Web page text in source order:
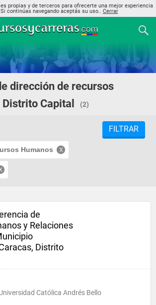
propias y de terceros para ofrecerte una mejor experiencia
continúas navegando aceptás su uso.. Cerrar
dirección de recursos
Capital
(2)
Humanos
FILTRAR
de
y Relaciones
Distrito
Católica Andrés Bello